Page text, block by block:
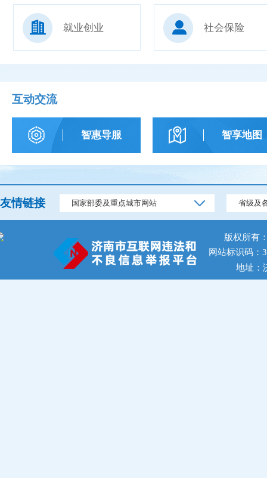
就业创业 社会保险
互动交流
智惠导服 智享地图
友情链接 国家部委及重点城市网站 省级及
版权所有
网站标识码：
地址：